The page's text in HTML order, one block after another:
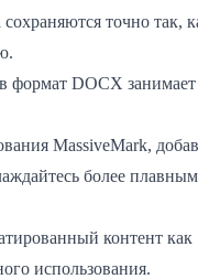
точно так,
формат DOCX занимает
MassiveMark,
более плавным
контент как
использования.